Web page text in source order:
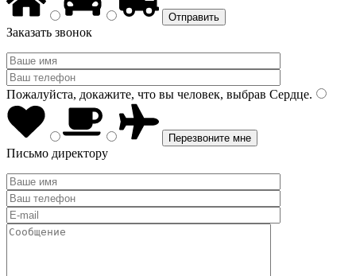
Заказать звонок
Пожалуйста, докажите, что вы человек, выбрав Сердце.
Письмо директору